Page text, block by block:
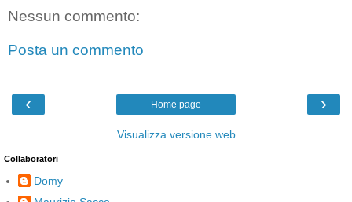
Nessun commento:
Posta un commento
‹ ›
Home page
Visualizza versione web
Collaboratori
Domy